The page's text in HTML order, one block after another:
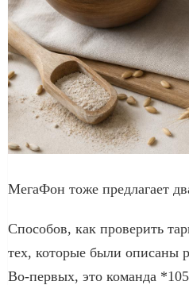
МегаФон тоже предлагает
Способов, как проверить
тех, которые были описаны
Во-первых, это команда